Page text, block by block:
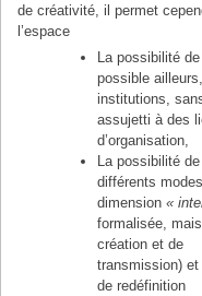
de créativité, il permet
l’espace
La possibilité
possible
institutions,
assujetti à des
d’organisation,
La possibilité
différents
dimension«
formalisée,
création et de
transmission)
de redéfinition